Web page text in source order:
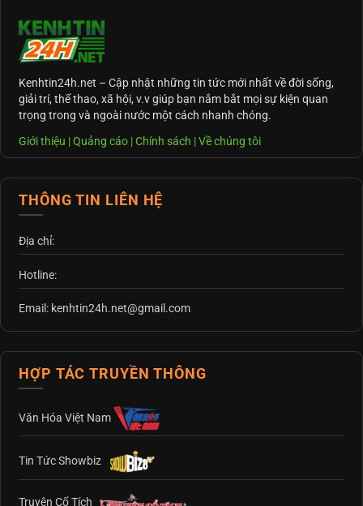
Kenhtin24h.net – Cập nhật những tin tức mới nhất về đời sống,
giải trí, thể thao, xã hội, v.v giúp bạn nắm bắt mọi sự kiện quan
trọng trong và ngoài nước một cách nhanh chóng.
Giới thiệu |Quảng cáo |Chính sách |Về chúng tôi
THÔNG TIN LIÊN HỆ
Địa chỉ:
Hotline:
Email: kenhtin24h.net@gmail.com
HỢP TÁC TRUYỀN THÔNG
Văn Hóa Việt Nam
Tin Tức Showbiz
Truyện Cổ Tích